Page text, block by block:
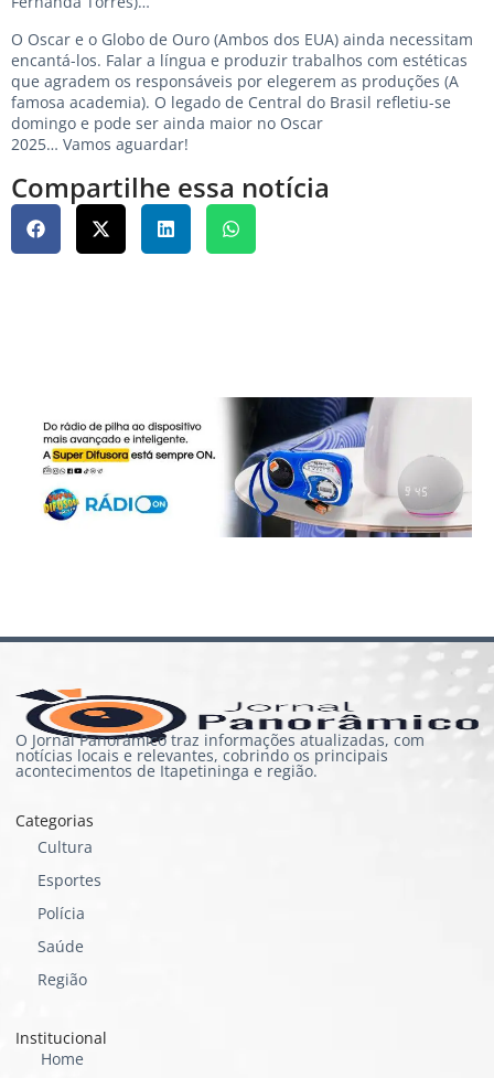
O Oscar e o Globo de Ouro (Ambos dos EUA) ainda necessitam
encantá-los. Falar a língua e produzir trabalhos com estéticas
que agradem os responsáveis por elegerem as produções (A
famosa academia). O legado de Central do Brasil refletiu-se
domingo e pode ser ainda maior no Oscar
2025… Vamos aguardar!
Compartilhe essa notícia
O Jornal Panorâmico traz informações atualizadas, com
notícias locais e relevantes, cobrindo os principais
acontecimentos de Itapetininga e região.
Categorias
Cultura
Esportes
Polícia
Saúde
Região
Institucional
Home